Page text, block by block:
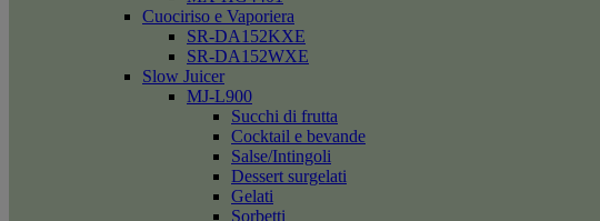
Cuociriso e Vaporiera
SR-DA152KXE
SR-DA152WXE
Slow Juicer
MJ-L900
Succhi di frutta
Cocktail e bevande
Salse/Intingoli
Dessert surgelati
Gelati
Sorbetti